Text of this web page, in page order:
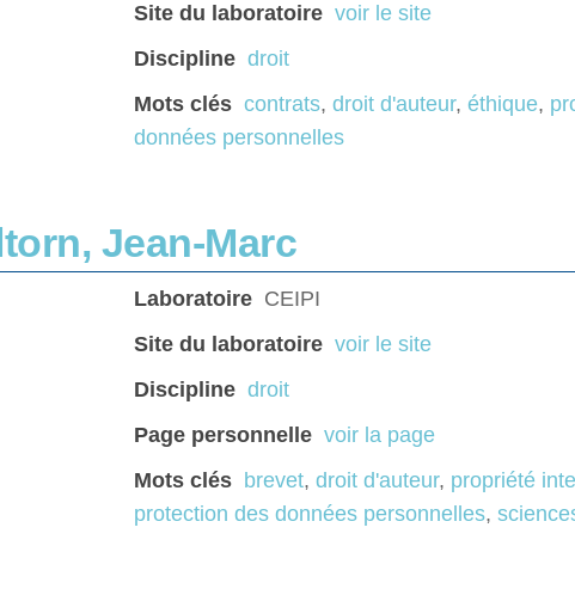
Site du laboratoire voir le site
Discipline droit
Mots clés contrats, droit d'auteur, éthique,
données personnelles
Jean-Marc
Laboratoire CEIPI
Site du laboratoire voir le site
Discipline droit
Page personnelle voir la page
Mots clés brevet, droit d'auteur, propriété
protection des données personnelles,